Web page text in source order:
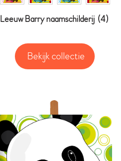
Leeuw Barry naamschilderij (4)
Bekijk collectie